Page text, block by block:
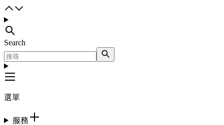
Search
選單
服務